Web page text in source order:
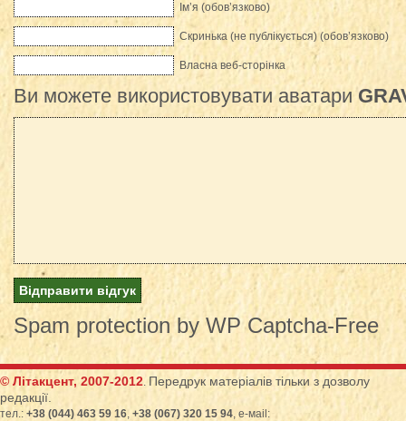
Ім’я (обов’язково)
Скринька (не публікується) (обов’язково)
Власна веб-сторінка
Ви можете використовувати аватари
Spam protection by WP Captcha-Free
© Літакцент, 2007-2012. Передрук матеріалів тільки з дозволу
редакції.
тел.: +38 (044) 463 59 16, +38 (067) 320 15 94, е-маіl: